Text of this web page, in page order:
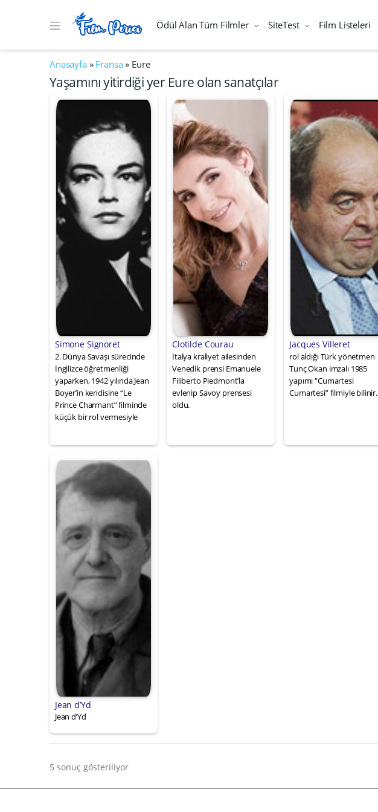
Ödül Alan Tüm Filmler SiteTest Film Listeleri
Anasayfa» Fransa» Eure
Yaşamını yitirdiği yer Eure olan sanatçılar
Simone Signoret
2. Dünya Savaşı sürecinde
İngilizce öğretmenliği
yaparken, 1942 yılında Jean
Boyer’in kendisine “Le
Prince Charmant” filminde
küçük bir rol vermesiyle
Clotilde Courau
İtalya kraliyet ailesinden
Venedik prensi Emanuele
Filiberto Piedmont’la
evlenip Savoy prensesi
oldu.
Jacques Villeret
rol aldığı Türk yönetmen
Tunç Okan imzalı 1985
yapımı “Cumartesi
Cumartesi” filmiyle bilinir.
Jean d’Yd
Jean d’Yd
5 sonuç gösteriliyor